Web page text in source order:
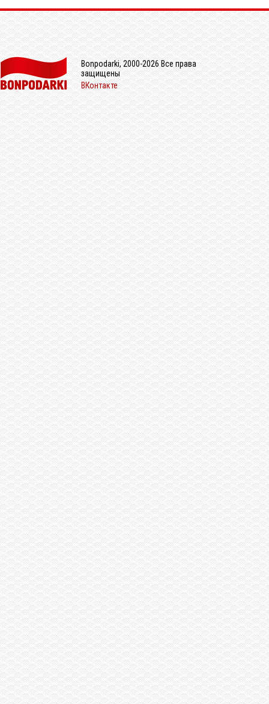
Bonpodarki, 2000-2026 Все права
защищены
ВКонтакте